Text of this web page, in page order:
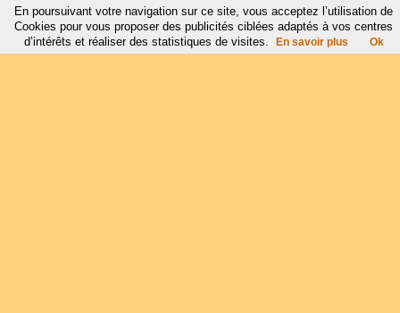
En poursuivant votre navigation sur ce site, vous acceptez l’utilisation de
Cookies pour vous proposer des publicités ciblées adaptés à vos centres
d’intérêts et réaliser des statistiques de visites.
En savoir plus Ok